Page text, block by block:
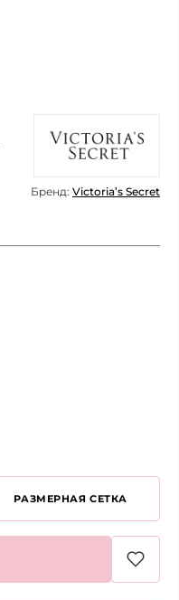
Бренд: Victoria’s Secret
РАЗМЕРНАЯ СЕТКА